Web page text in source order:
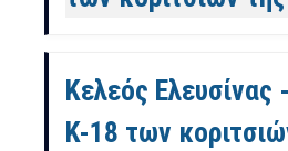
Κελεός
Κ-18 των